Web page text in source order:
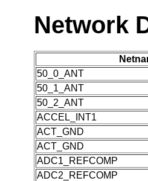
Network
50_0_ANT
50_1_ANT
50_2_ANT
ACCEL_INT1
ACT_GND
ACT_GND
ADC1_REFCOMP
ADC2_REFCOMP